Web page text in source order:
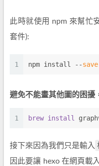
此時就使用 npm 來幫忙
套件):
1 npm install --save
避免不能畫其他圖的困擾
1 brew install
接下來因為我們只是輸入
因此要讓 hexo 在網頁載